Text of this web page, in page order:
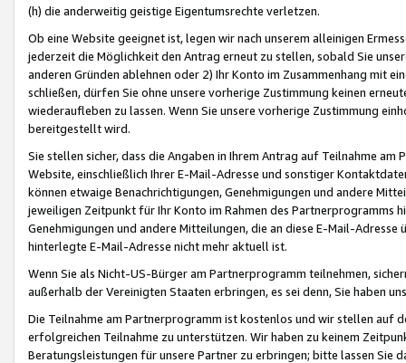
(h) die anderweitig geistige Eigentumsrechte verletzen.
Ob eine Website geeignet ist, legen wir nach unserem alleinigen
jederzeit die Möglichkeit den Antrag erneut zu stellen, sobald Sie
anderen Gründen ablehnen oder 2) Ihr Konto im Zusammenhang mit
schließen, dürfen Sie ohne unsere vorherige Zustimmung keinen
wiederaufleben zu lassen. Wenn Sie unsere vorherige Zustimmung
bereitgestellt wird.
Sie stellen sicher, dass die Angaben in Ihrem Antrag auf Teilnahme
Website, einschließlich Ihrer E-Mail-Adresse und sonstiger
können etwaige Benachrichtigungen, Genehmigungen und andere
jeweiligen Zeitpunkt für Ihr Konto im Rahmen des Partnerprogramms
Genehmigungen und andere Mitteilungen, die an diese E-Mail-
hinterlegte E-Mail-Adresse nicht mehr aktuell ist.
Wenn Sie als Nicht-US-Bürger am Partnerprogramm teilnehmen,
außerhalb der Vereinigten Staaten erbringen, es sei denn, Sie haben
Die Teilnahme am Partnerprogramm ist kostenlos und wir stellen auf
erfolgreichen Teilnahme zu unterstützen. Wir haben zu keinem
Beratungsleistungen für unsere Partner zu erbringen; bitte lassen Sie